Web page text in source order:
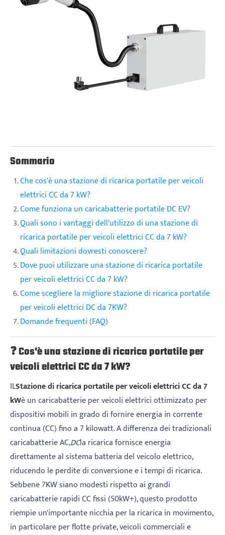
Sommario
Che cos'è una stazione di ricarica portatile per veicoli
elettrici CC da 7 kW?
Come funziona un caricabatterie portatile DC EV?
Quali sono i vantaggi dell'utilizzo di una stazione di
ricarica portatile per veicoli elettrici CC da 7 kW?
Quali limitazioni dovresti conoscere?
Dove puoi utilizzare una stazione di ricarica portatile
per veicoli elettrici CC da 7 kW?
Come scegliere la migliore stazione di ricarica portatile
per veicoli elettrici DC da 7KW?
Domande frequenti (FAQ)
❓ Cos'è una stazione di ricarica portatile per
veicoli elettrici CC da 7 kW?
ILStazione di ricarica portatile per veicoli elettrici CC da 7
kWè un caricabatterie per veicoli elettrici ottimizzato per
dispositivi mobili in grado di fornire energia in corrente
continua (CC) fino a 7 kilowatt. A differenza dei tradizionali
caricabatterie AC,DCla ricarica fornisce energia
direttamente al sistema batteria del veicolo elettrico,
riducendo le perdite di conversione e i tempi di ricarica.
Sebbene 7KW siano modesti rispetto ai grandi
caricabatterie rapidi CC fissi (50kW+), questo prodotto
riempie un'importante nicchia per la ricarica in movimento,
in particolare per flotte private, veicoli commerciali e